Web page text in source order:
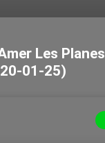
Les
01-25)